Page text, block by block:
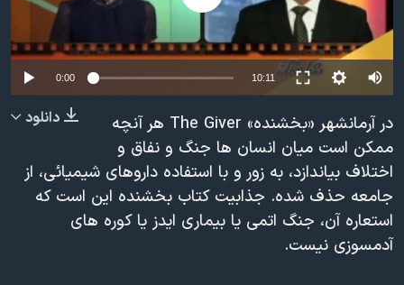
فرهنگ و زندگی
حقوق شهروندی
اقتصادی
علم و فناوری
اسرائیل در جنگ
گالری عکس
آرشیو پخش زنده
مستندها
انتخابات ریاست جمهوری آمریکا ۲۰۲۴
حمله جمهوری اسلامی به اسرائیل
رمز مهسا
ورزش زنان در ایران
اعتراضات زن، زندگی، آزادی
مجموعه مستندهای دادخواهی
تریبونال مردمی آبان ۹۸
دنبال کنید
زبانهای مختلف
0:00 10:11
دانلود
در آرمانشهر «بخشنده» The Giver هر آنچه
ممکن است میان انسان ها جنگ و نفاق و
اختلاف بیاندازد، به زور و با استفاده داروهای شیمیائی، از
جامعه حذف شده. جذابیت کتاب بخشنده این است که
استعاره آن، جنگ اتمی یا بیماری ایدز یا کوره های
آدمسوزی نیست.